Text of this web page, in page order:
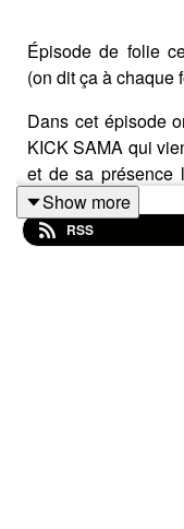
Épisode de folie
(on dit ça à chaque
Dans cet épisode
KICK SAMA qui
et de sa présence
sûr, on parle du
des gens avec qui
mais aussi de
Show more
RSS